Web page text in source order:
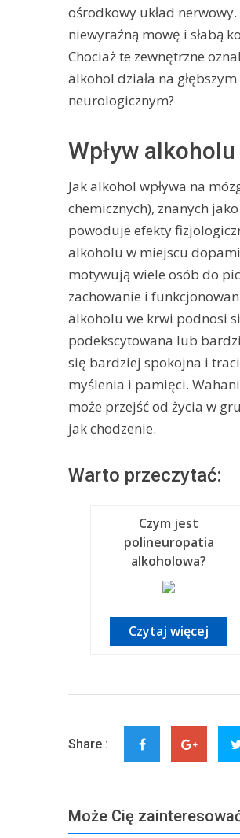
ośrodkowy układ
niewyraźną mowę i słabą
Chociaż te zewnętrzne
alkohol działa na
neurologicznym?
Wpływ
Jak alkohol wpływa na
chemicznych), znanych
powoduje efekty
alkoholu w miejscu
motywują wiele osób do
zachowanie i
alkoholu we krwi podnosi
podekscytowana lub
się bardziej spokojna i
myślenia i pamięci.
może przejść od życia w
jak chodzenie.
Warto przeczytać:
Czym jest
polineuropatia
alkoholowa?
Czytaj więcej
Share :
Może Cię